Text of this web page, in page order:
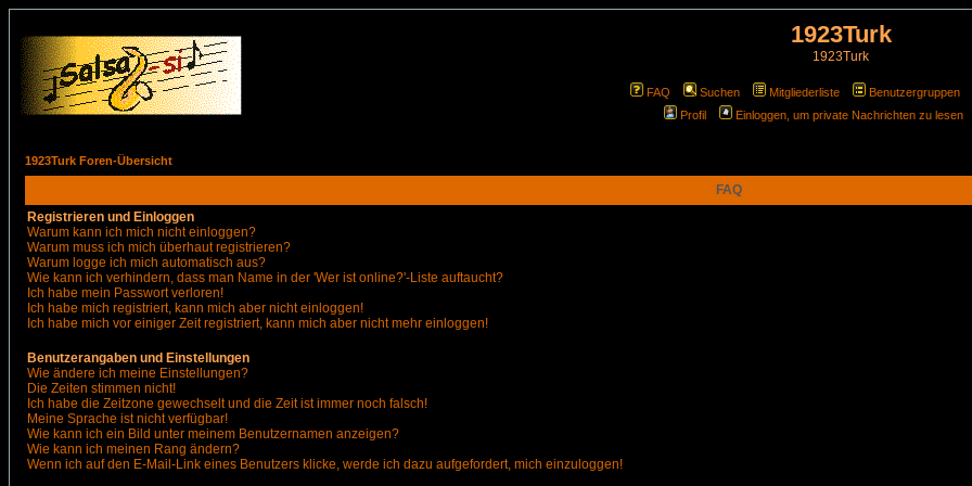
1923Turk
1923Turk
FAQ Suchen Mitgliederliste Benutzergruppen
Profil
Einloggen, um private Nachrichten zu lesen
1923Turk Foren-Übersicht
FAQ
Registrieren und Einloggen
Warum kann ich mich nicht einloggen?
Warum muss ich mich überhaut registrieren?
Warum logge ich mich automatisch aus?
Wie kann ich verhindern, dass man Name in der 'Wer ist online?'-Liste auftaucht?
Ich habe mein Passwort verloren!
Ich habe mich registriert, kann mich aber nicht einloggen!
Ich habe mich vor einiger Zeit registriert, kann mich aber nicht mehr einloggen!
Benutzerangaben und Einstellungen
Wie ändere ich meine Einstellungen?
Die Zeiten stimmen nicht!
Ich habe die Zeitzone gewechselt und die Zeit ist immer noch falsch!
Meine Sprache ist nicht verfügbar!
Wie kann ich ein Bild unter meinem Benutzernamen anzeigen?
Wie kann ich meinen Rang ändern?
Wenn ich auf den E-Mail-Link eines Benutzers klicke, werde ich dazu aufgefordert, mich einzuloggen!